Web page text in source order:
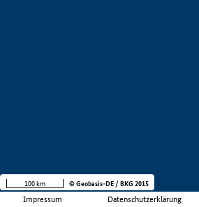
Impressum Datenschutzerklärung
100 km © Geobasis-DE / BKG 2015